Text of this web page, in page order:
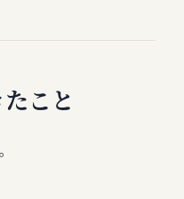
こと